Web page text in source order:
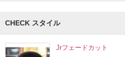
CHECK スタイル
Jrフェードカット